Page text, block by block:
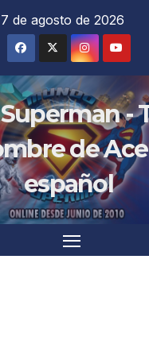
7 de agosto de 2026
-
de
español